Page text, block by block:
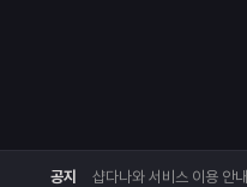
공지 샵다나와 서비스 이용 안내